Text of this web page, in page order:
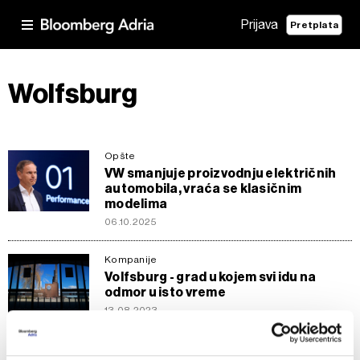
Prijava Pretplata
Wolfsburg
Opšte
VW smanjuje proizvodnju električnih
automobila, vraća se klasičnim
modelima
06.10.2025
Kompanije
Volfsburg - grad u kojem svi idu na
odmor u isto vreme
13.08.2023